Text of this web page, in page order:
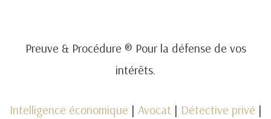
Preuve & Procédure ® Pour la défense de vos
intérêts.
Intelligence économique | Avocat | Détective privé |